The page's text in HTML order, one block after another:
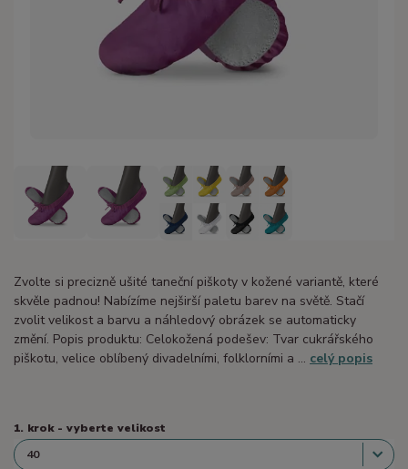
Zvolte si precizně ušité taneční piškoty v kožené variantě, které
skvěle padnou! Nabízíme nejširší paletu barev na světě. Stačí
zvolit velikost a barvu a náhledový obrázek se automaticky
změní. Popis produktu: Celokožená podešev: Tvar cukrářského
piškotu, velice oblíbený divadelními, folklorními a ... celý popis
1. krok - vyberte velikost